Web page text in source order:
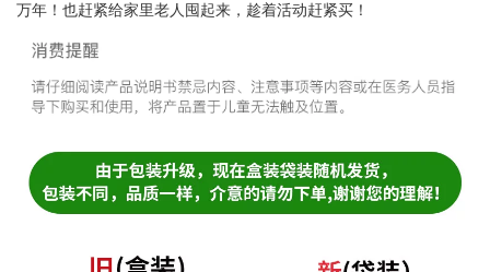
万年！也赶紧给家里老人囤起来，趁着活动赶紧买！